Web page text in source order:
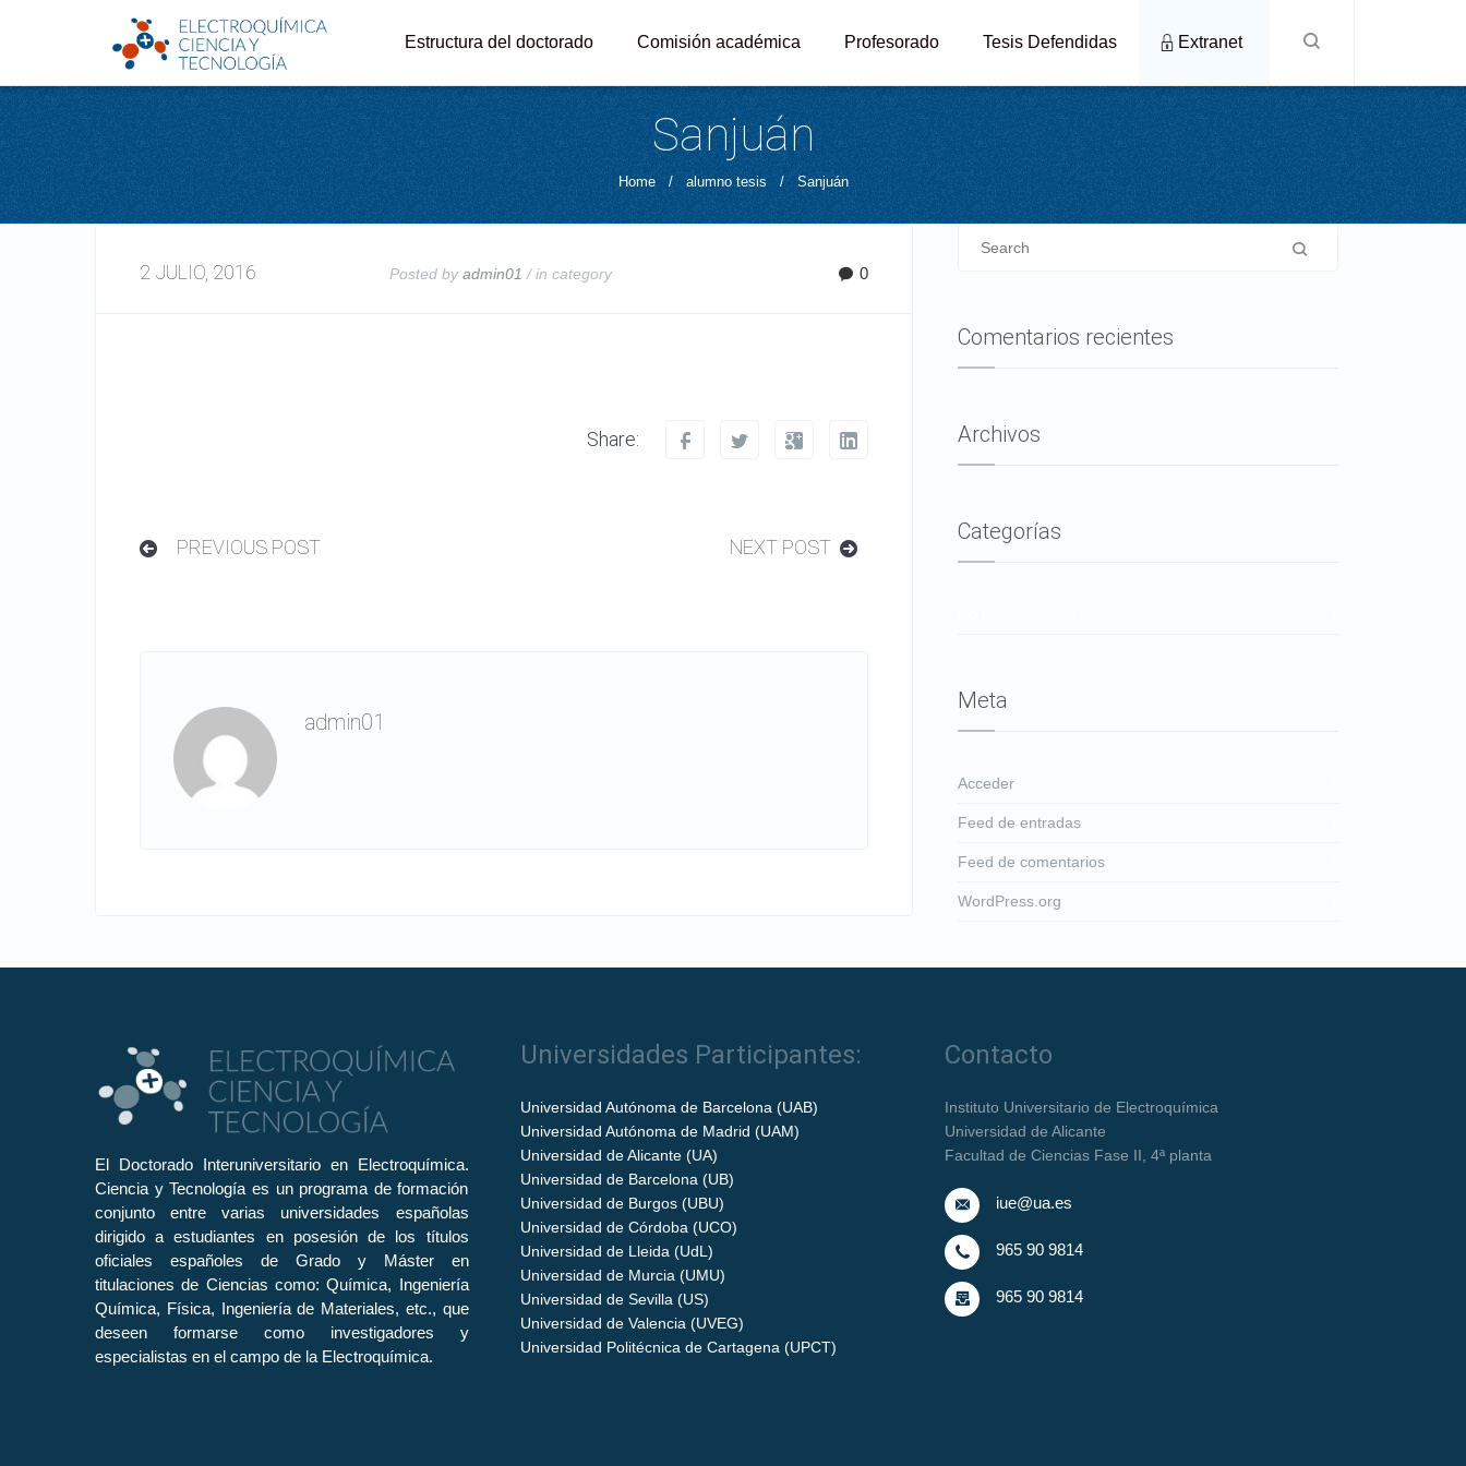
Estructura del doctorado Comisión académica Profesorado Tesis Defendidas Extranet
Sanjuán
Home / alumno tesis / Sanjuán
2 JULIO, 2016 Posted byadmin01 / incategory 0
Share:
PREVIOUS POST NEXT POST
admin01
Comentarios recientes
Archivos
Categorías
Meta
Acceder
Feed de entradas
Feed de comentarios
WordPress.org
El Doctorado Interuniversitario en Electroquímica.
Ciencia y Tecnología es un programa de formación
conjunto entre varias universidades españolas
dirigido a estudiantes en posesión de los títulos
oficiales españoles de Grado y Máster en
titulaciones de Ciencias como: Química, Ingeniería
Química, Física, Ingeniería de Materiales, etc., que
deseen formarse como investigadores y
especialistas en el campo de la Electroquímica.
Universidades Participantes:
Universidad Autónoma de Barcelona (UAB)
Universidad Autónoma de Madrid (UAM)
Universidad de Alicante (UA)
Universidad de Barcelona (UB)
Universidad de Burgos (UBU)
Universidad de Córdoba (UCO)
Universidad de Lleida (UdL)
Universidad de Murcia (UMU)
Universidad de Sevilla (US)
Universidad de Valencia (UVEG)
Universidad Politécnica de Cartagena (UPCT)
Contacto
Instituto Universitario de Electroquímica
Universidad de Alicante
Facultad de Ciencias Fase II, 4ª planta
iue@ua.es
965 90 9814
965 90 9814